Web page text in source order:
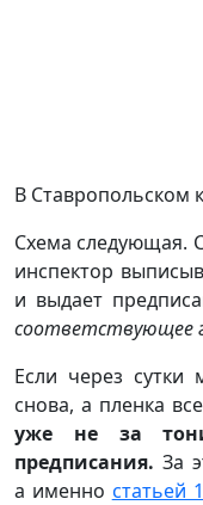
В Ставропольском
Схема следующая.
инспектор
и выдает
соответствующее
Если через сутки
снова, а пленка
уже не за
предписания. За
а именно статьей